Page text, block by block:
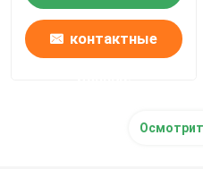
контактные